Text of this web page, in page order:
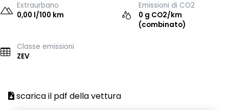
Extraurbano
0,00 l/100 km
Emissioni di CO2
0 g CO2/km
(combinato)
Classe emissioni
ZEV
scarica il pdf della vettura